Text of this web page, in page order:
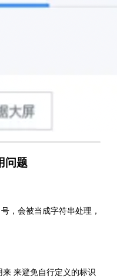
问题
，会被当成字符串处理，
来 来避免自行定义的标识